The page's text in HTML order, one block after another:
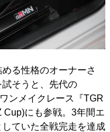
る性格のオーナーさ
そうと、先代の
ンメイクレース『TGR
にも参戦。3年間エ
ていた全戦完走を達成